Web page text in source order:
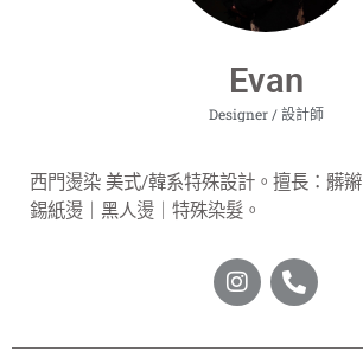
Evan
Designer / 設計師
西門燙染 美式/韓系特殊設計。擅長：髒辮
錫紙燙
黑人燙 特殊染髮。